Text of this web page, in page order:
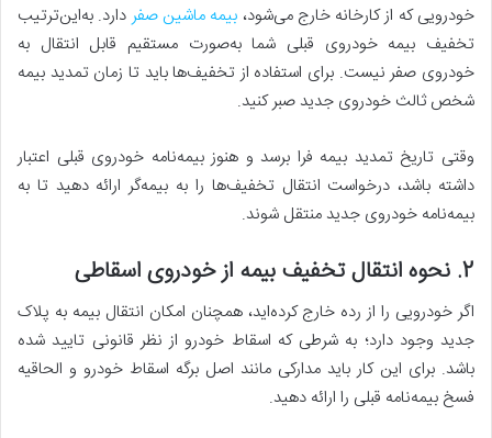
خودرویی که از کارخانه خارج می‌شود، بیمه ماشین صفر دارد. به‌این‌ترتیب
تخفیف بیمه خودروی قبلی شما به‌صورت مستقیم قابل انتقال به
خودروی صفر نیست. برای استفاده از تخفیف‌ها باید تا زمان تمدید بیمه
شخص ثالث خودروی جدید صبر کنید.
وقتی تاریخ تمدید بیمه فرا برسد و هنوز بیمه‌نامه خودروی قبلی اعتبار
داشته باشد، درخواست انتقال تخفیف‌ها را به بیمه‌گر ارائه دهید تا به
بیمه‌نامه خودروی جدید منتقل شوند.
2. نحوه انتقال تخفیف بیمه از خودروی اسقاطی
اگر خودرویی را از رده خارج کرده‌اید، همچنان امکان انتقال بیمه به پلاک
جدید وجود دارد؛ به شرطی که اسقاط خودرو از نظر قانونی تایید شده
باشد. برای این کار باید مدارکی مانند اصل برگه اسقاط خودرو و الحاقیه
فسخ بیمه‌نامه قبلی را ارائه دهید.